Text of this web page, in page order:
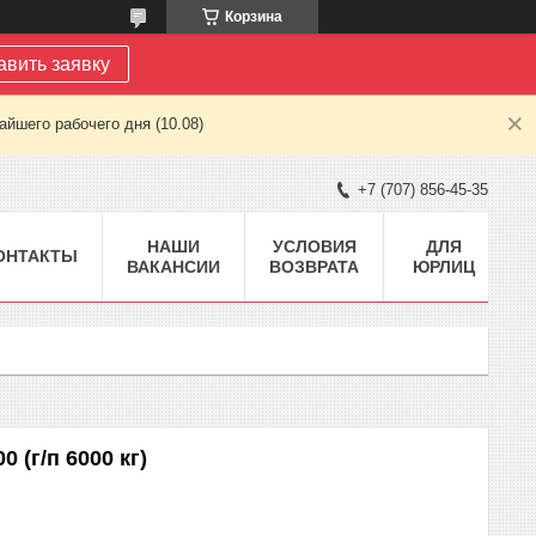
Корзина
заявку
рабочего дня (10.08)
+7 (707) 856-45-35
НАШИ
ВАКАНСИИ
УСЛОВИЯ
ВОЗВРАТА
ДЛЯ
ЮРЛИЦ
(г/п 6000 кг)